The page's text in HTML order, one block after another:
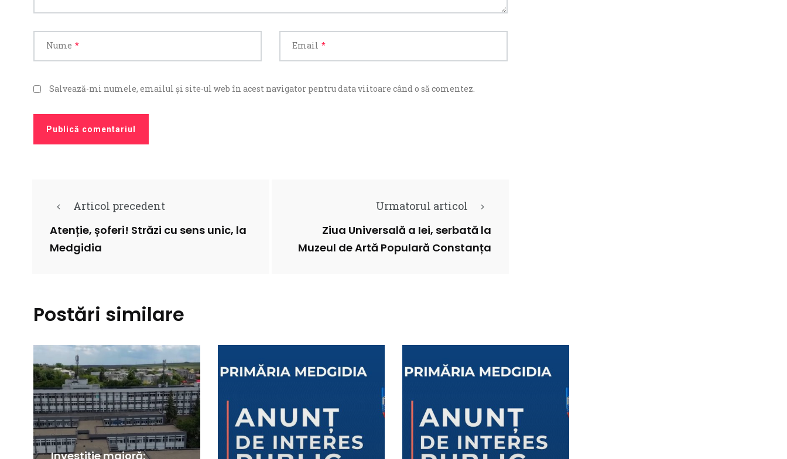
Nume * Email *
Salvează-mi numele, emailul și site-ul web în acest navigator pentru data viitoare când o să comentez.
Articol precedent
Atenție, șoferi! Străzi cu sens unic, la
Medgidia
Urmatorul articol
Ziua Universală a Iei, serbată la
Muzeul de Artă Populară Constanța
Postări similare
Investiție majoră: